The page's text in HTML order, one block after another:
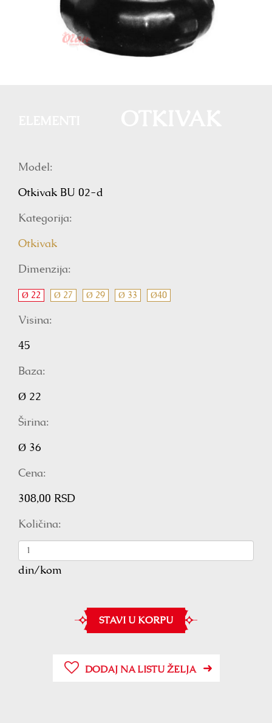
Model:
Otkivak BU 02-d
Kategorija:
Otkivak
Dimenzija:
Ø 22 Ø 27 Ø 29 Ø 33 Ø40
Visina:
45
Baza:
Ø 22
Širina:
Ø 36
Cena:
308,00 RSD
Količina:
din/kom
STAVI U KORPU
DODAJ NA LISTU ŽELJA